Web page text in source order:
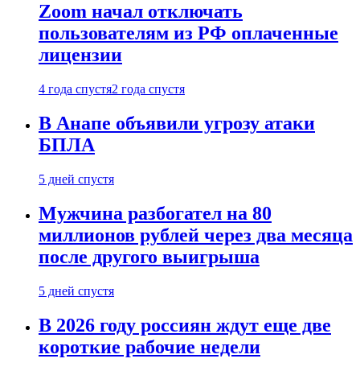
Zoom начал отключать
пользователям из РФ оплаченные
лицензии
4 года спустя2 года спустя
В Анапе объявили угрозу атаки
БПЛА
5 дней спустя
Мужчина разбогател на 80
миллионов рублей через два месяца
после другого выигрыша
5 дней спустя
В 2026 году россиян ждут еще две
короткие рабочие недели